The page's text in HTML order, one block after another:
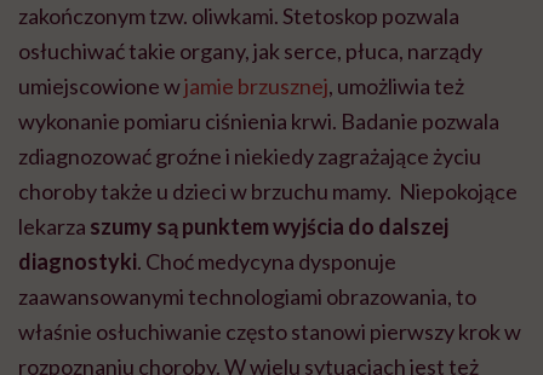
zakończonym tzw. oliwkami. Stetoskop pozwala
osłuchiwać takie organy, jak serce, płuca, narządy
umiejscowione wjamie brzusznej, umożliwia też
wykonanie pomiaru ciśnienia krwi. Badanie pozwala
zdiagnozować groźne i niekiedy zagrażające życiu
choroby także u dzieci w brzuchu mamy. Niepokojące
lekarza szumy są punktem wyjścia do dalszej
diagnostyki. Choć medycyna dysponuje
zaawansowanymi technologiami obrazowania, to
właśnie osłuchiwanie często stanowi pierwszy krok w
rozpoznaniu choroby. W wielu sytuacjach jest też